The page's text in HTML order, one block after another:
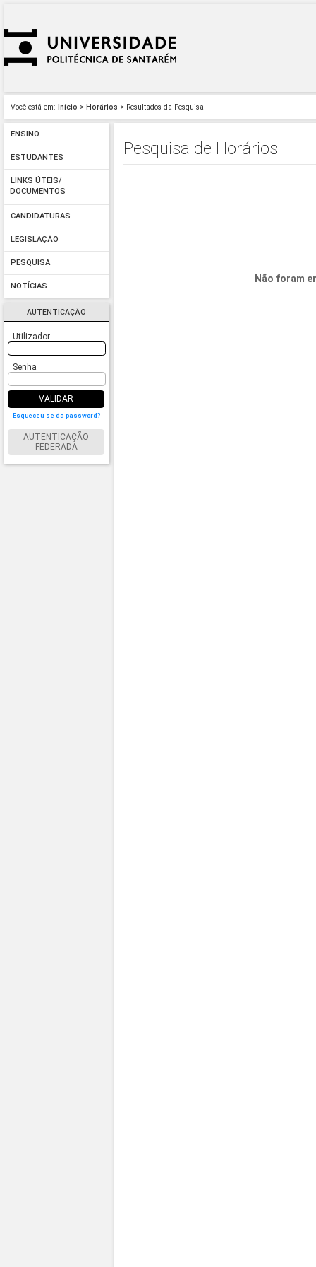
Você está em: Início > Horários > Resultados da Pesquisa
ENSINO
ESTUDANTES
LINKS ÚTEIS/
DOCUMENTOS
CANDIDATURAS
LEGISLAÇÃO
PESQUISA
NOTÍCIAS
AUTENTICAÇÃO
Utilizador
Senha
VALIDAR
Esqueceu-se da password?
AUTENTICAÇÃO
FEDERADA
Pesquisa de Horários
Não foram